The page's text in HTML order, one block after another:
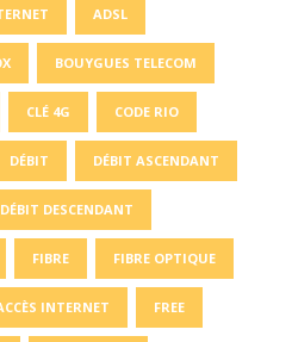
ADSL
BOUYGUES TELECOM
CLÉ 4G CODE RIO
DÉBIT DÉBIT ASCENDANT
DÉBIT DESCENDANT
FIBRE FIBRE OPTIQUE
INTERNET FREE